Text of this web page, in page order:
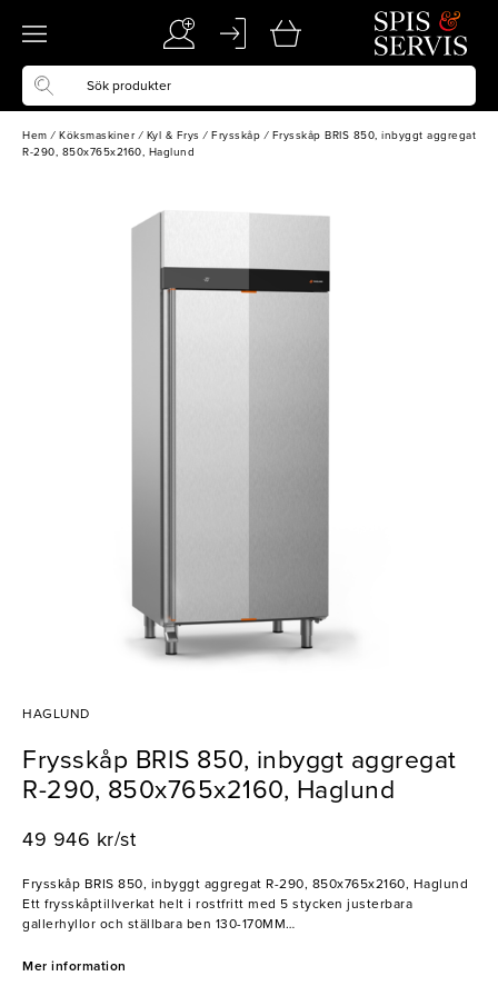
Hem / Köksmaskiner / Kyl & Frys / Frysskåp / Frysskåp BRIS 850, inbyggt aggregat
R-290, 850x765x2160, Haglund
HAGLUND
Frysskåp BRIS 850, inbyggt aggregat
R-290, 850x765x2160, Haglund
49 946 kr/st
Frysskåp BRIS 850, inbyggt aggregat R-290, 850x765x2160, Haglund
Ett frysskåptillverkat helt i rostfritt med 5 stycken justerbara
gallerhyllor och ställbara ben 130-170MM
När man väljer ett frysskåp för en restaurang är det viktigt att tänka
Mer information